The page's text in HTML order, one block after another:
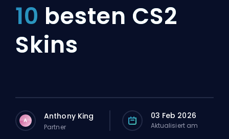
10 besten CS2
Skins
A Anthony King
Partner
03 Feb 2026
Aktualisiert am